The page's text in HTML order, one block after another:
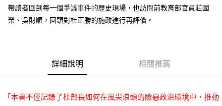
帶讀者回到每一個爭議事件的歷史現場，也訪問前教育部官員莊國
榮、吳財順，回頭對杜正勝的施政進行再評價。
詳細說明 相關推薦
「本書不僅記錄了杜部長如何在風尖浪頭的險惡政治環境中，推動